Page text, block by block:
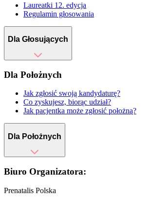
Laureatki 12. edycja
Regulamin głosowania
Dla Głosujących
Dla Położnych
Jak zgłosić swoją kandydaturę?
Co zyskujesz, biorąc udział?
Jak pacjentka może zgłosić położną?
Dla Położnych
Biuro Organizatora:
Prenatalis Polska